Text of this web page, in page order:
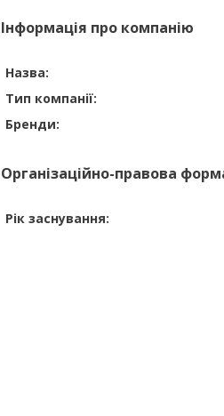
Інформація про компанію
Назва:
Тип компанії:
Бренди:
Організаційно-правова
Рік заснування: